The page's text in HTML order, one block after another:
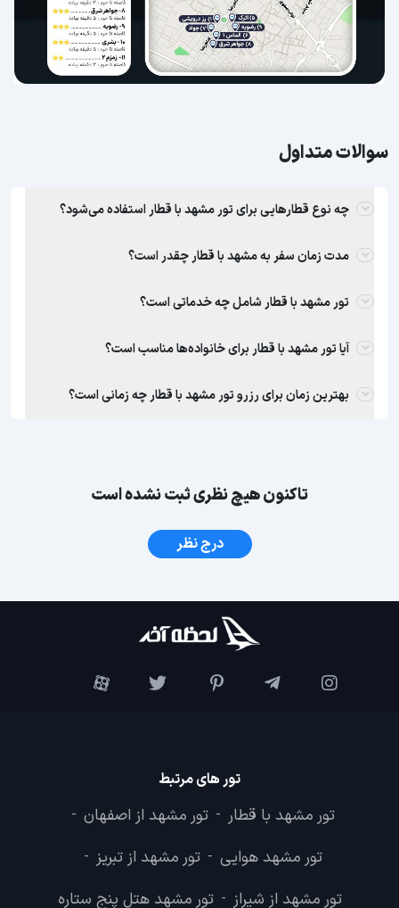
سوالات متداول
چه نوع قطارهایی برای تور مشهد با قطار استفاده می‌شود؟
مدت زمان سفر به مشهد با قطار چقدر است؟
تور مشهد با قطار شامل چه خدماتی است؟
آیا تور مشهد با قطار برای خانواده‌ها مناسب است؟
بهترین زمان برای رزرو تور مشهد با قطار چه زمانی است؟
تاکنون هیچ نظری ثبت نشده است
درج نظر
تور های مرتبط
تور مشهد با قطار - تور مشهد از اصفهان -
تور مشهد هوایی - تور مشهد از تبریز -
تور مشهد از شیراز - تور مشهد هتل پنج ستاره